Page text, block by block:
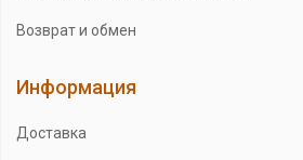
Возврат и обмен
Информация
Доставка